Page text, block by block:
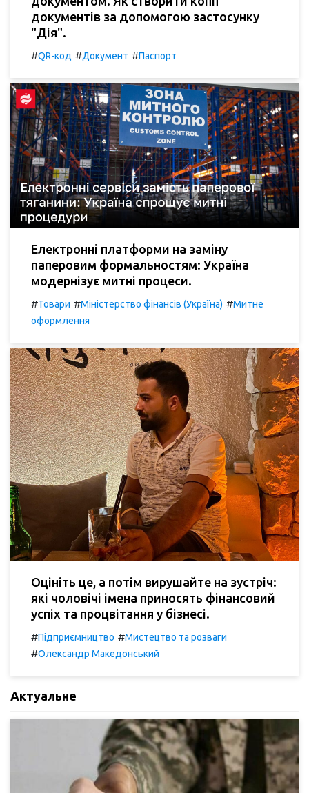
документів за допомогою застосунку
"Дія".
#QR-код #Документ #Паспорт
Електронні платформи на заміну
паперовим формальностям: Україна
модернізує митні процеси.
#Товари #Міністерство фінансів (Україна) #Митне
оформлення
Оцініть це, а потім вирушайте на зустріч:
які чоловічі імена приносять фінансовий
успіх та процвітання у бізнесі.
#Підприємництво #Мистецтво та розваги
#Олександр Македонський
Актуальне